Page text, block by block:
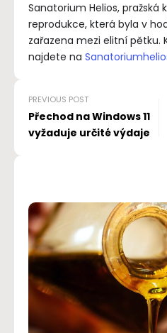
Sanatorium Helios, pražská
reprodukce, která byla v
zařazena mezi elitní
najdete na
PREVIOUS POST
Přechod na Windows 11
vyžaduje určité výdaje